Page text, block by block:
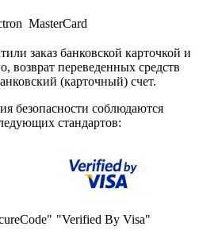
MasterCard
заказ банковской карточкой и
возврат переведенных средств
(карточный) счет.
безопасности соблюдаются
стандартов:
"Verified By Visa"